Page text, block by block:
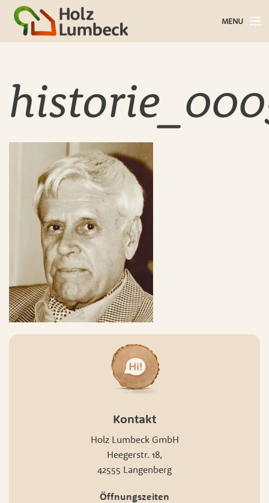
MENU
Holz im Garten
Bauholz
Service
Über uns
Kontakt
Kontakt
Holz Lumbeck GmbH
Heegerstr. 18,
42555 Langenberg
Öffnungszeiten